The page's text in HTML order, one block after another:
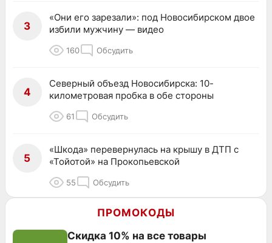
3
«Они его зарезали»: под Новосибирском двое
избили мужчину — видео
160 Обсудить
4
Северный объезд Новосибирска: 10-
километровая пробка в обе стороны
61 Обсудить
5
«Шкода» перевернулась на крышу в ДТП с
«Тойотой» на Прокопьевской
55 Обсудить
ПРОМОКОДЫ
Скидка 10% на все товары